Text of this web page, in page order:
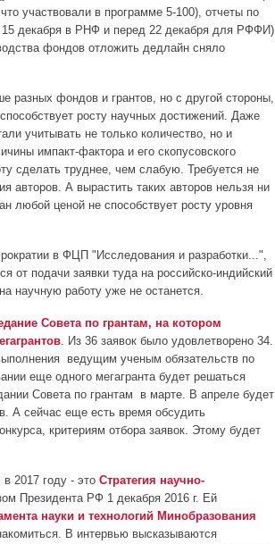
участвовали в программе 5-100), отчеты по
15 декабря в РНФ и перед 22 декабря для РФФИ)
фондов отложить дедлайн сняло
разных фондов и грантов, но с другой стороны,
росту научных достижений. Даже
учитывать не только количество, но и
импакт-фактора и его скопусовского
сделать труднее, чем слабую. Требуется не
авторов. А вырастить таких авторов нельзя ни
любой ценой не способствует росту уровня
в ФЦП "Исследования и разработки...",
от подачи заявки туда на российско-индийский
научную работу уже не останется.
Совета по грантам, на котором
. Из 36 заявок было удовлетворено 34.
ведущим ученым обязательств по
еще одного мегагранта будет решаться
Совета по грантам в марте. В апреле будет
А сейчас еще есть время обсудить
критериям отбора заявок. Этому будет
2017 году - это Стратегия научно-
Президента РФ 1 декабря 2016 г. Ей
науки и технологий Минобразования
В интервью высказываются